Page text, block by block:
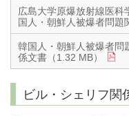
広島大学原爆放射線医科
国人・朝鮮人被爆者問題
韓国人・朝鮮人被爆者問
係文書（1.32 MB）
ビル・シェリフ関